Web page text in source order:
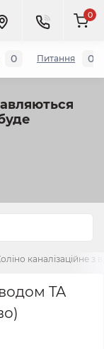
0
каналізаційне з
TA
0 Питання 0